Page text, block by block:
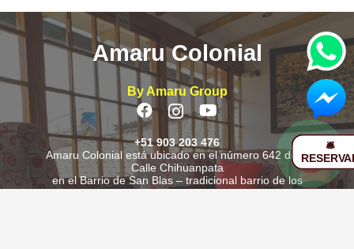
Amaru Colonial
By Amaru Group
+51 903 203 476
Amaru Colonial está ubicado en el número 642 de la
Calle Chihuanpata
en el Barrio de San Blas – tradicional barrio de los
artesanos
🛎️